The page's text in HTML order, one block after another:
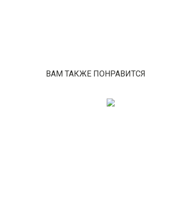
ВАМ ТАКЖЕ ПОНРАВИТСЯ